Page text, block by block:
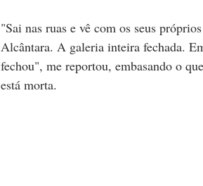
"Sai nas ruas e vê com os seus
Alcântara. A galeria inteira fechada.
fechou", me reportou, embasando o
está morta.